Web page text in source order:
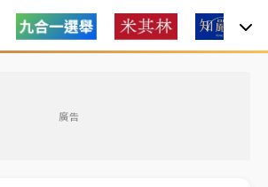
廣告